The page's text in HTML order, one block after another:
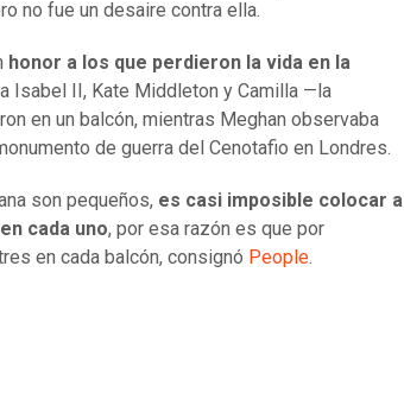
no fue un desaire contra ella.
honor a los que perdieron la vida en la
Isabel II, Kate Middleton y Camilla —la
en un balcón, mientras Meghan observaba
de guerra del Cenotafio en Londres.
son pequeños, es casi imposible colocar a
cada uno, por esa razón es que por
en cada balcón, consignó People.